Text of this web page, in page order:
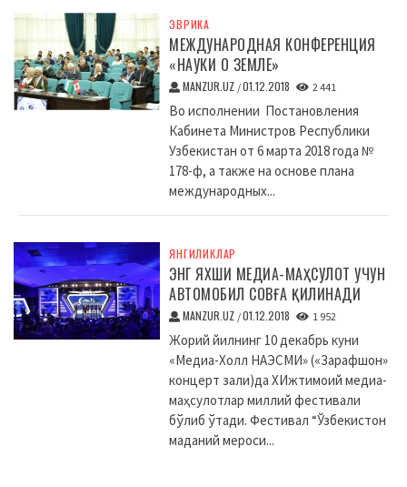
ЭВРИКА
МЕЖДУНАРОДНАЯ КОНФЕРЕНЦИЯ
«НАУКИ О ЗЕМЛЕ»
MANZUR.UZ /01.12.2018 2 441
Во исполнении Постановления
Кабинета Министров Республики
Узбекистан от 6 марта 2018 года №
178-ф, а также на основе плана
международных...
ЯНГИЛИКЛАР
ЭНГ ЯХШИ МЕДИА-МАҲСУЛОТ УЧУН
АВТОМОБИЛ СОВҒА ҚИЛИНАДИ
MANZUR.UZ /01.12.2018 1 952
Жорий йилнинг 10 декабрь куни
«Медиа-Холл НАЭСМИ» («Зарафшон»
концерт зали)да XИжтимоий медиа-
маҳсулотлар миллий фестивали
бўлиб ўтади. Фестивал “Ўзбекистон
маданий мероси...